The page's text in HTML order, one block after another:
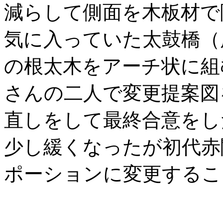
減らして側面を木板材
気に入っていた太鼓橋
の根太木をアーチ状に
さんの二人で変更提案
直しをして最終合意を
少し緩くなったが初代
ポーションに変更する